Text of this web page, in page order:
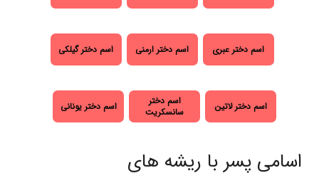
اسم دختر عبری اسم دختر ارمنی اسم دختر گیلکی
اسم دختر لاتین
اسم دختر
سانسکریت
اسم دختر یونانی
اسامی پسر با ریشه های